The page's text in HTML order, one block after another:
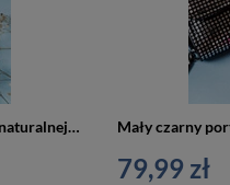
Mały złoty portfel damski ze skóry naturalnej ze wzorem fal - Lorenti 5157-WAV
79,99 zł